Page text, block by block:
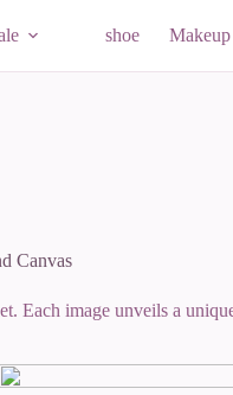
shoe Makeup
Canvas
Each image unveils a